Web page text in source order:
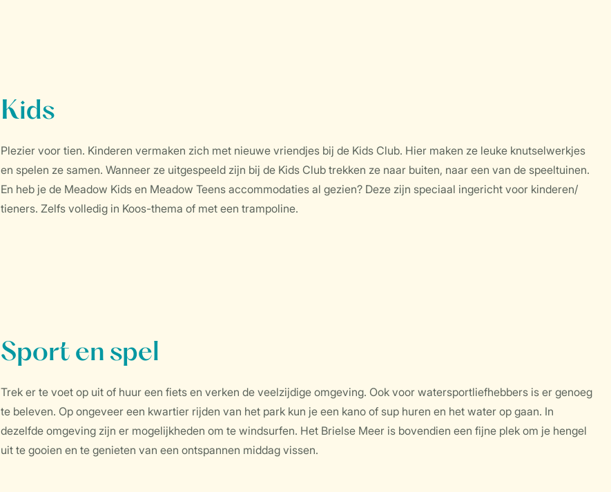
Kids
Plezier voor tien. Kinderen vermaken zich met nieuwe vriendjes bij de Kids Club. Hier maken ze leuke knutselwerkjes
en spelen ze samen. Wanneer ze uitgespeeld zijn bij de Kids Club trekken ze naar buiten, naar een van de speeltuinen.
En heb je de Meadow Kids en Meadow Teens accommodaties al gezien? Deze zijn speciaal ingericht voor kinderen/
tieners. Zelfs volledig in Koos-thema of met een trampoline.
Sport en spel
Trek er te voet op uit of huur een fiets en verken de veelzijdige omgeving. Ook voor watersportliefhebbers is er genoeg
te beleven. Op ongeveer een kwartier rijden van het park kun je een kano of sup huren en het water op gaan. In
dezelfde omgeving zijn er mogelijkheden om te windsurfen. Het Brielse Meer is bovendien een fijne plek om je hengel
uit te gooien en te genieten van een ontspannen middag vissen.